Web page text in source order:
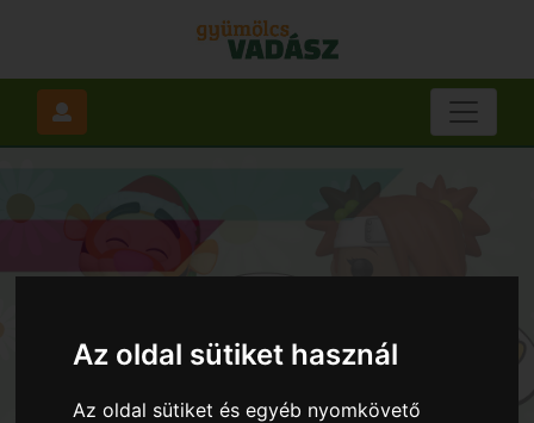
Az oldal sütiket használ
Az oldal sütiket és egyéb nyomkövető